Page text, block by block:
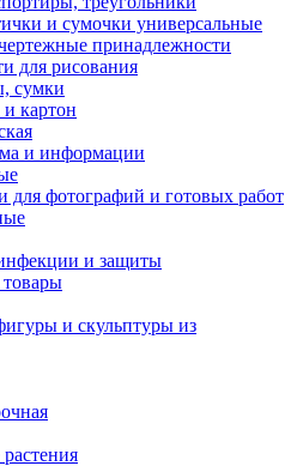
и сумочки универсальные
принадлежности
для рисования
сумки
картон
и информации
фотографий и готовых работ
и защиты
и скульптуры из